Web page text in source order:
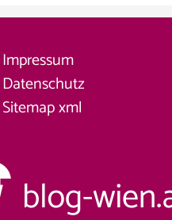
Impressum
Datenschutz
Sitemapxml